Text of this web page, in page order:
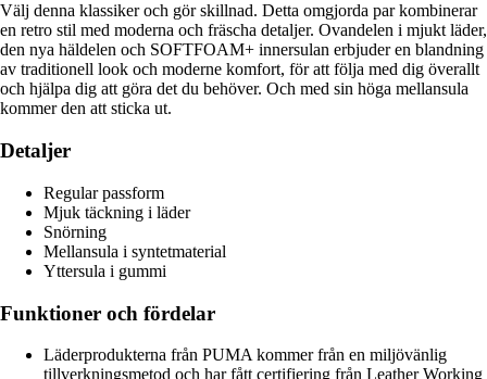
Välj denna klassiker och gör skillnad. Detta omgjorda par kombinerar
en retro stil med moderna och fräscha detaljer. Ovandelen i mjukt läder,
den nya häldelen och SOFTFOAM+ innersulan erbjuder en blandning
av traditionell look och moderne komfort, för att följa med dig överallt
och hjälpa dig att göra det du behöver. Och med sin höga mellansula
kommer den att sticka ut.
Detaljer
Regular passform
Mjuk täckning i läder
Snörning
Mellansula i syntetmaterial
Yttersula i gummi
Funktioner och fördelar
Läderprodukterna från PUMA kommer från en miljövänlig
tillverkningsmetod och har fått certifiering från Leather Working